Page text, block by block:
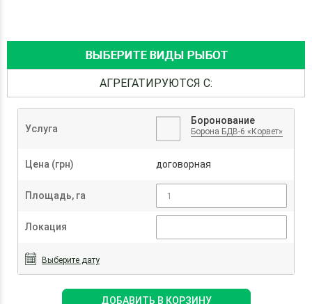
ВЫБЕРИТЕ ВИДЫ РЫБОТ
АГРЕГАТИРУЮТСЯ С:
Услуга
Боронование
Борона БДВ-6 «Корвет»
Цена (грн) договорная
Площадь, га
Локация
Выберите дату
ДОБАВИТЬ В КОРЗИНУ